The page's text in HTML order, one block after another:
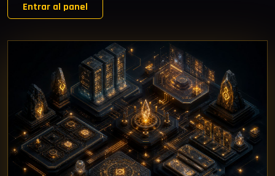
Entrar al panel